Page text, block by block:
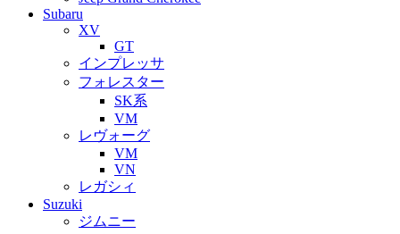
Subaru
XV
GT
インプレッサ
フォレスター
SK系
VM
レヴォーグ
VM
VN
レガシィ
Suzuki
ジムニー